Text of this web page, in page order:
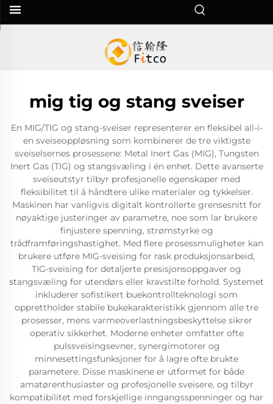
mig tig og stang sveiser
En MIG/TIG og stang-sveiser representerer en fleksibel all-i-
en sveiseoppløsning som kombinerer de tre viktigste
sveiselsernes prosessene: Metal Inert Gas (MIG), Tungsten
Inert Gas (TIG) og stangsvæling i én enhet. Dette avanserte
sveiseutstyr tilbyr profesjonelle egenskaper med
fleksibilitet til å håndtere ulike materialer og tykkelser.
Maskinen har vanligvis digitalt kontrollerte grensesnitt for
nøyaktige justeringer av parametre, noe som lar brukere
finjustere spenning, strømstyrke og
trådframføringshastighet. Med flere prosessmuligheter kan
brukere utføre MIG-sveising for rask produksjonsarbeid,
TIG-sveising for detaljerte presisjonsoppgaver og
stangsvæling for utendørs eller kravstilte forhold. Systemet
inkluderer sofistikert buekontrollteknologi som
opprettholder stabile bukekarakteristikk gjennom alle tre
prosesser, mens varmeoverlastningsbeskyttelse sikrer
operativ sikkerhet. Moderne enheter omfatter ofte
pulssveisingsevner, synergimotorer og
minnesettingsfunksjoner for å lagre ofte brukte
parametere. Disse maskinene er utformet for både
amatørenthusiaster og profesjonelle sveisere, og tilbyr
kompatibilitet med forskjellige inngangsspenninger og har